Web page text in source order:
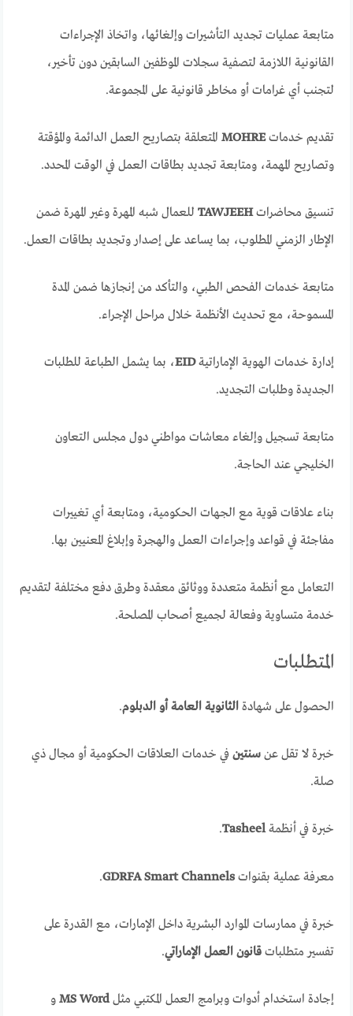
متابعة عمليات تجديد التأشيرات وإلغائها، واتخاذ الإجراءات
القانونية اللازمة لتصفية سجلات الموظفين السابقين دون تأخير،
لتجنب أي غرامات أو مخاطر قانونية على المجموعة.
تقديم خدماتMOHRE المتعلقة بتصاريح العمل الدائمة والمؤقتة
وتصاريح المهمة، ومتابعة تجديد بطاقات العمل في الوقت المحدد.
تنسيق محاضراتTAWJEEH للعمال شبه المهرة وغير المهرة ضمن
الإطار الزمني المطلوب، بما يساعد على إصدار وتجديد بطاقات العمل.
متابعة خدمات الفحص الطبي، والتأكد من إنجازها ضمن المدة
المسموحة، مع تحديث الأنظمة خلال مراحل الإجراء.
إدارة خدمات الهوية الإماراتيةEID، بما يشمل الطباعة للطلبات
الجديدة وطلبات التجديد.
متابعة تسجيل وإلغاء معاشات مواطني دول مجلس التعاون
الخليجي عند الحاجة.
بناء علاقات قوية مع الجهات الحكومية، ومتابعة أي تغييرات
مفاجئة في قواعد وإجراءات العمل والهجرة وإبلاغ المعنيين بها.
التعامل مع أنظمة متعددة ووثائق معقدة وطرق دفع مختلفة لتقديم
خدمة متساوية وفعالة لجميع أصحاب المصلحة.
المتطلبات
الحصول على شهادةالثانوية العامة أو الدبلوم.
خبرة لا تقل عنسنتين في خدمات العلاقات الحكومية أو مجال ذي
صلة.
خبرة في أنظمةTasheel
.
معرفة عملية بقنواتGDRFA Smart Channels
.
خبرة في ممارسات الموارد البشرية داخل الإمارات، مع القدرة على
تفسير متطلباتقانون العمل الإماراتي.
إجادة استخدام أدوات وبرامج العمل المكتبي مثلMS Word و